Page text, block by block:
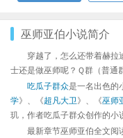
巫师亚伯小说简介
穿越了，怎么还带着赫
士还是做巫师呢？Ｑ群（普
吃瓜子群众是一名出色的
学》、《超凡大卫》、《巫师
玑，作者吃瓜子群众创作的小
最新章节巫师亚伯全文阅